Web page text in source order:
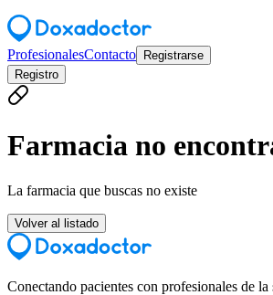
ProfesionalesContacto
Registrarse
Registro
Farmacia no
La farmacia que buscas no existe
Volver al listado
Conectando pacientes con profesionales de la